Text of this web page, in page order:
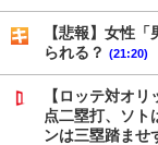
【悲報】女性
られる？ (21:20)
【ロッテ対オ
点二塁打、ソ
ンは三塁踏ませ